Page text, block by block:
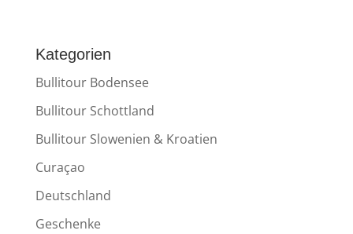
Kategorien
Bullitour Bodensee
Bullitour Schottland
Bullitour Slowenien & Kroatien
Curaçao
Deutschland
Geschenke